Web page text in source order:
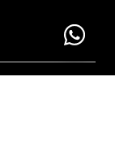
Send a